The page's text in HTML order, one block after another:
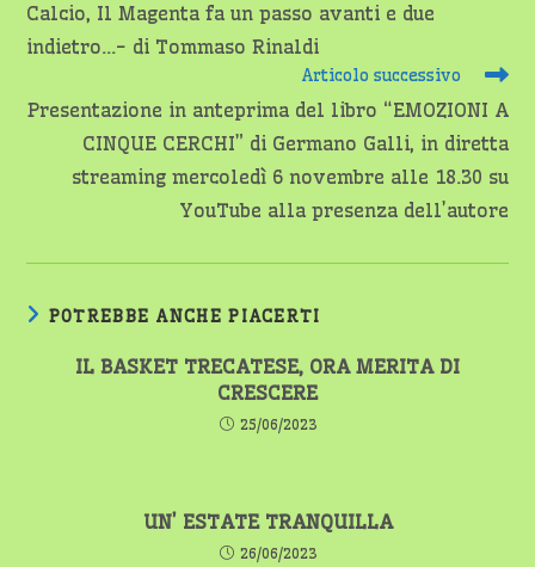
articoli
Calcio, Il Magenta fa un passo avanti e due
indietro…- di Tommaso Rinaldi
Articolo successivo
Presentazione in anteprima del libro “EMOZIONI A
CINQUE CERCHI” di Germano Galli, in diretta
streaming mercoledì 6 novembre alle 18.30 su
YouTube alla presenza dell’autore
POTREBBE ANCHE PIACERTI
IL BASKET TRECATESE, ORA MERITA DI
CRESCERE
25/06/2023
UN’ ESTATE TRANQUILLA
26/06/2023